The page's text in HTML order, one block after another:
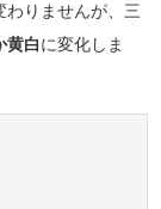
わりませんが、三
黄白に変化しま